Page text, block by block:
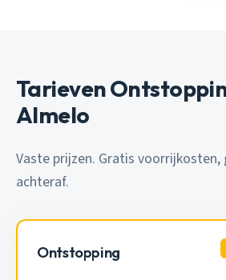
Tarieven
Almelo
Vaste prijzen. Gratis voorrijkosten,
achteraf.
Ontstopping